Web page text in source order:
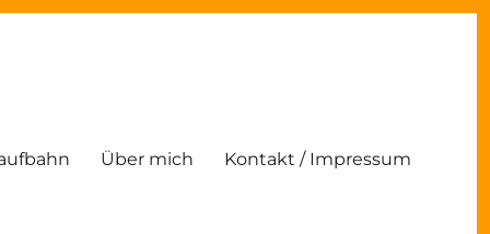
Über mich Kontakt / Impressum